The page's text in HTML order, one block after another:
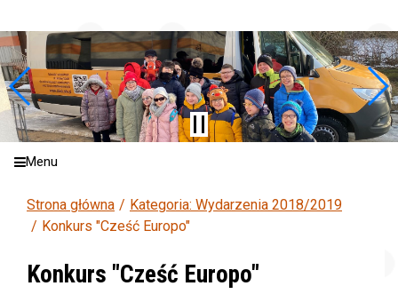
Menu
Strona główna
Kategoria: Wydarzenia 2018/2019
Konkurs "Cześć Europo"
Konkurs "Cześć Europo"